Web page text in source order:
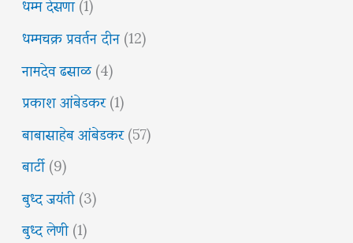
धम्मचक्र प्रवर्तन दीन(12)
नामदेव ढसाळ(4)
प्रकाश आंबेडकर(1)
बाबासाहेब आंबेडकर(57)
बार्टी(9)
बुध्द जयंती(3)
बुध्द लेणी(1)